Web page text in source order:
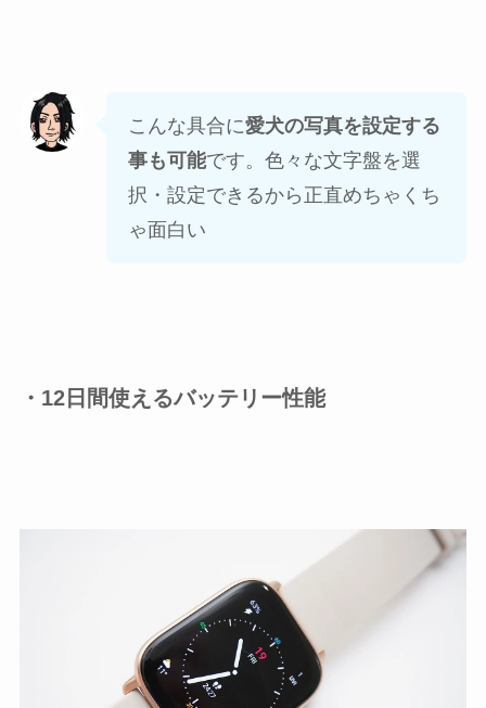
こんな具合に愛犬の写真を設定する
事も可能です。色々な文字盤を選
択・設定できるから正直めちゃくち
ゃ面白い
・12日間使えるバッテリー性能